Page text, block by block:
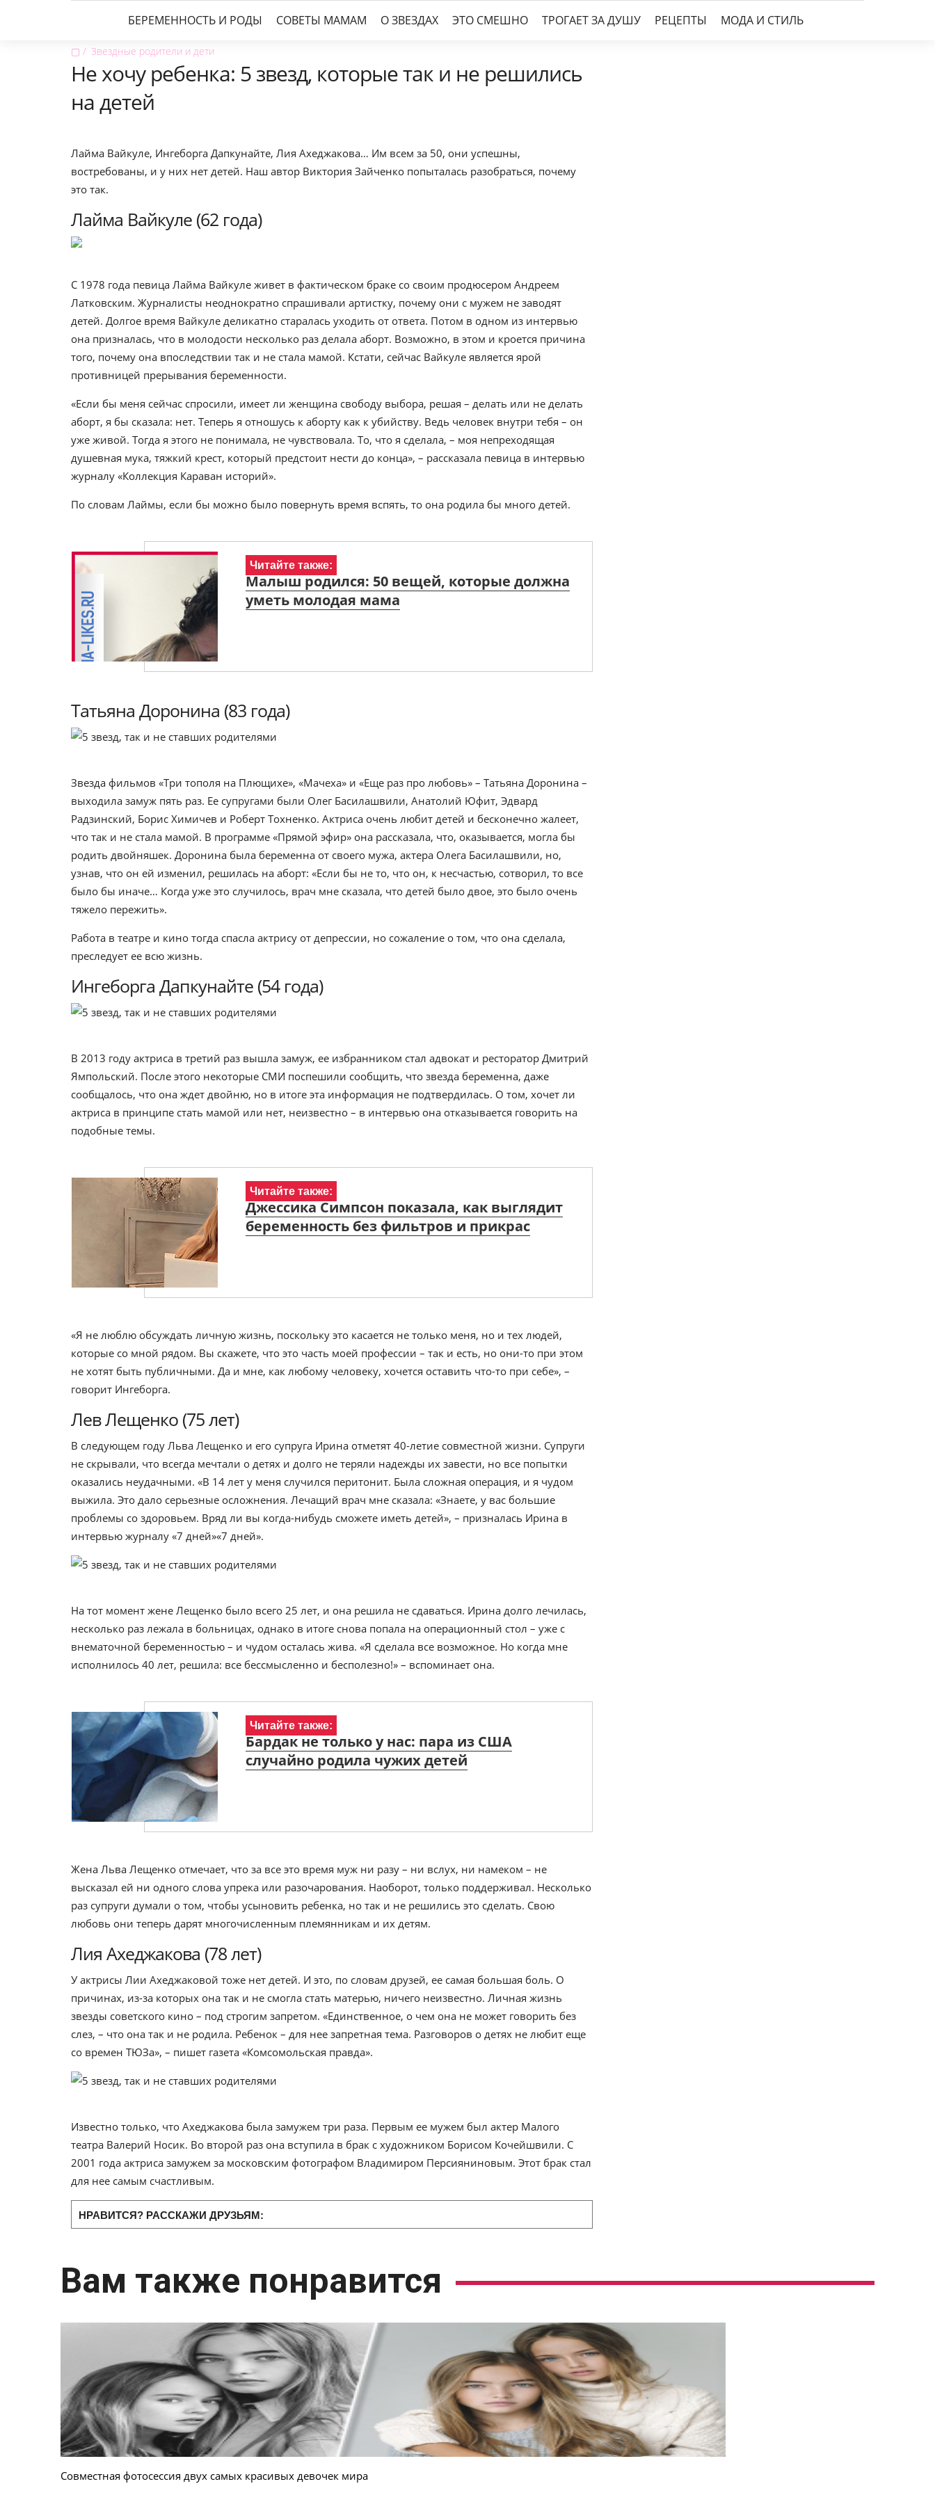
БЕРЕМЕННОСТЬ И РОДЫ СОВЕТЫ МАМАМ О ЗВЕЗДАХ ЭТО СМЕШНО ТРОГАЕТ ЗА ДУШУ РЕЦЕПТЫ МОДА И СТИЛЬ
▢ Звездные родители и дети
Не хочу ребенка: 5 звезд, которые так и не решились
на детей
Лайма Вайкуле, Ингеборга Дапкунайте, Лия Ахеджакова… Им всем за 50, они успешны,
востребованы, и у них нет детей. Наш автор Виктория Зайченко попыталась разобраться, почему
это так.
Лайма Вайкуле (62 года)
С 1978 года певица Лайма Вайкуле живет в фактическом браке со своим продюсером Андреем
Латковским. Журналисты неоднократно спрашивали артистку, почему они с мужем не заводят
детей. Долгое время Вайкуле деликатно старалась уходить от ответа. Потом в одном из интервью
она призналась, что в молодости несколько раз делала аборт. Возможно, в этом и кроется причина
того, почему она впоследствии так и не стала мамой. Кстати, сейчас Вайкуле является ярой
противницей прерывания беременности.
«Если бы меня сейчас спросили, имеет ли женщина свободу выбора, решая – делать или не делать
аборт, я бы сказала: нет. Теперь я отношусь к аборту как к убийству. Ведь человек внутри тебя – он
уже живой. Тогда я этого не понимала, не чувствовала. То, что я сделала, – моя непреходящая
душевная мука, тяжкий крест, который предстоит нести до конца», – рассказала певица в интервью
журналу «Коллекция Караван историй».
По словам Лаймы, если бы можно было повернуть время вспять, то она родила бы много детей.
Читайте также:
Малыш родился: 50 вещей, которые должна
уметь молодая мама
Татьяна Доронина (83 года)
Звезда фильмов «Три тополя на Плющихе», «Мачеха» и «Еще раз про любовь» – Татьяна Доронина –
выходила замуж пять раз. Ее супругами были Олег Басилашвили, Анатолий Юфит, Эдвард
Радзинский, Борис Химичев и Роберт Тохненко. Актриса очень любит детей и бесконечно жалеет,
что так и не стала мамой. В программе «Прямой эфир» она рассказала, что, оказывается, могла бы
родить двойняшек. Доронина была беременна от своего мужа, актера Олега Басилашвили, но,
узнав, что он ей изменил, решилась на аборт: «Если бы не то, что он, к несчастью, сотворил, то все
было бы иначе… Когда уже это случилось, врач мне сказала, что детей было двое, это было очень
тяжело пережить».
Работа в театре и кино тогда спасла актрису от депрессии, но сожаление о том, что она сделала,
преследует ее всю жизнь.
Ингеборга Дапкунайте (54 года)
В 2013 году актриса в третий раз вышла замуж, ее избранником стал адвокат и ресторатор Дмитрий
Ямпольский. После этого некоторые СМИ поспешили сообщить, что звезда беременна, даже
сообщалось, что она ждет двойню, но в итоге эта информация не подтвердилась. О том, хочет ли
актриса в принципе стать мамой или нет, неизвестно – в интервью она отказывается говорить на
подобные темы.
Читайте также:
Джессика Симпсон показала, как выглядит
беременность без фильтров и прикрас
«Я не люблю обсуждать личную жизнь, поскольку это касается не только меня, но и тех людей,
которые со мной рядом. Вы скажете, что это часть моей профессии – так и есть, но они-то при этом
не хотят быть публичными. Да и мне, как любому человеку, хочется оставить что-то при себе», –
говорит Ингеборга.
Лев Лещенко (75 лет)
В следующем году Льва Лещенко и его супруга Ирина отметят 40-летие совместной жизни. Супруги
не скрывали, что всегда мечтали о детях и долго не теряли надежды их завести, но все попытки
оказались неудачными. «В 14 лет у меня случился перитонит. Была сложная операция, и я чудом
выжила. Это дало серьезные осложнения. Лечащий врач мне сказала: «Знаете, у вас большие
проблемы со здоровьем. Вряд ли вы когда-нибудь сможете иметь детей», – призналась Ирина в
интервью журналу «7 дней»«7 дней».
На тот момент жене Лещенко было всего 25 лет, и она решила не сдаваться. Ирина долго лечилась,
несколько раз лежала в больницах, однако в итоге снова попала на операционный стол – уже с
внематочной беременностью – и чудом осталась жива. «Я сделала все возможное. Но когда мне
исполнилось 40 лет, решила: все бессмысленно и бесполезно!» – вспоминает она.
Читайте также:
Бардак не только у нас: пара из США
случайно родила чужих детей
Жена Льва Лещенко отмечает, что за все это время муж ни разу – ни вслух, ни намеком – не
высказал ей ни одного слова упрека или разочарования. Наоборот, только поддерживал. Несколько
раз супруги думали о том, чтобы усыновить ребенка, но так и не решились это сделать. Свою
любовь они теперь дарят многочисленным племянникам и их детям.
Лия Ахеджакова (78 лет)
У актрисы Лии Ахеджаковой тоже нет детей. И это, по словам друзей, ее самая большая боль. О
причинах, из-за которых она так и не смогла стать матерью, ничего неизвестно. Личная жизнь
звезды советского кино – под строгим запретом. «Единственное, о чем она не может говорить без
слез, – что она так и не родила. Ребенок – для нее запретная тема. Разговоров о детях не любит еще
со времен ТЮЗа», – пишет газета «Комсомольская правда».
Известно только, что Ахеджакова была замужем три раза. Первым ее мужем был актер Малого
театра Валерий Носик. Во второй раз она вступила в брак с художником Борисом Кочейшвили. С
2001 года актриса замужем за московским фотографом Владимиром Персияниновым. Этот брак стал
для нее самым счастливым.
НРАВИТСЯ? РАССКАЖИ ДРУЗЬЯМ:
Вам также понравится
Совместная фотосессия двух самых красивых девочек мира